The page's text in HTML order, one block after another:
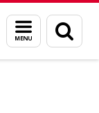
Menu
en
zoeken